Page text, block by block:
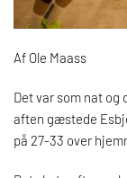
Af Ole Maass
Det var som nat og
aften gæstede
på 27-33 over